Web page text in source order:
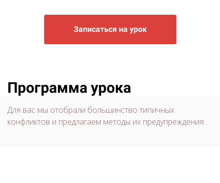
Записаться на урок
Программа урока
Для вас мы отобрали большинство типичных
конфликтов и предлагаем методы их предупреждения.